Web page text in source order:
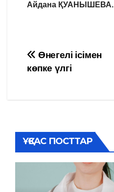
Айдана ҚУАНЫШЕВА.
Навигация
Өнегелі ісімен
көпке үлгі
ҰҚСАС ПОСТТАР